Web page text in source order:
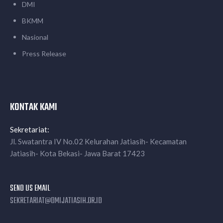
DMI
BKMM
Nasional
Press Release
KONTAK KAMI
Sekretariat:
Jl. Swatantra IV No.02 Kelurahan Jatiasih- Kecamatan
Jatiasih- Kota Bekasi- Jawa Barat 17423
SEND US EMAIL
SEKRETARIAT@DMIJATIASIH.OR.ID